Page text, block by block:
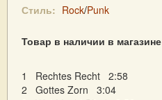
Стиль: Rock/Punk
Товар в наличии в магазине
1 Rechtes Recht 2:58
2 Gottes Zorn 3:04